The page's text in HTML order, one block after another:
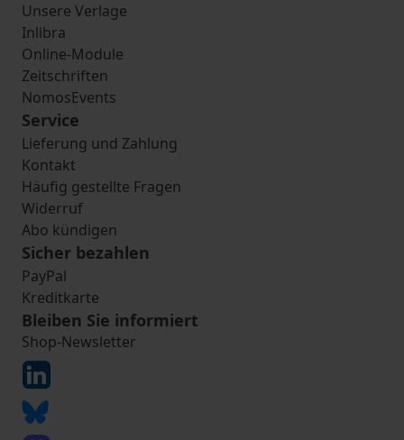
Unsere Verlage
Inlibra
Online-Module
Zeitschriften
NomosEvents
Service
Lieferung und Zahlung
Kontakt
Häufig gestellte Fragen
Widerruf
Abo kündigen
Sicher bezahlen
PayPal
Kreditkarte
Bleiben Sie informiert
Shop-Newsletter